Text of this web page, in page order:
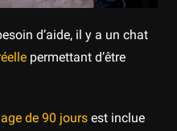
d’aide, il y a un chat
permettant d’être
de 90 jours est inclue